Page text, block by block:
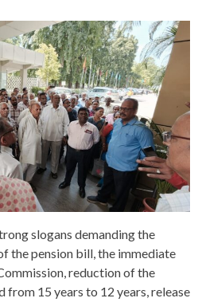
slogans demanding the
the pension bill, the immediate
reduction of the
15 years to 12 years, release